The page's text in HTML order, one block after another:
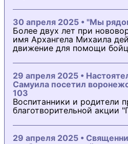
30 апреля 2025 • "Мы
Более двух лет при
имя Архангела Михаила
движение для помощи
29 апреля 2025 •
Самуила посетил
103
Воспитанники и родители
благотворительной акции
29 апреля 2025 •